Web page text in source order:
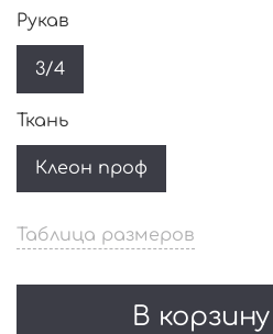
Таблица размеров
В корзину
Рукав
3/4
Ткань
Клеон проф